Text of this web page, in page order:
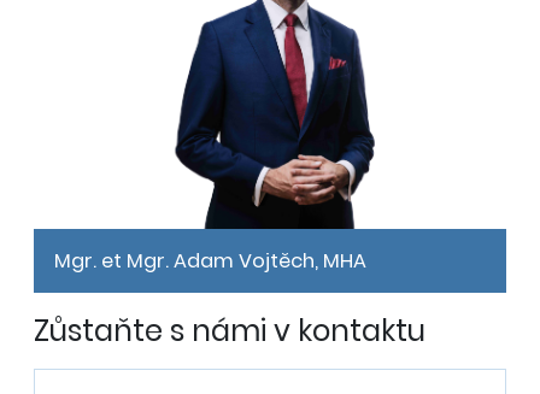
Mgr. et Mgr. Adam Vojtěch, MHA
Zůstaňte s námi v kontaktu